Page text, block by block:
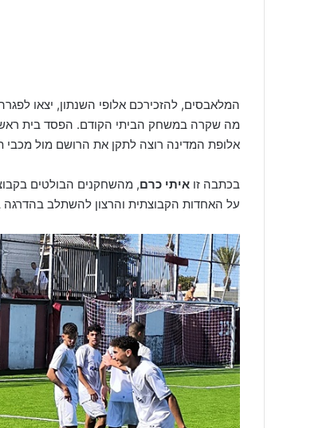
המלאבסים, להזכירכם אלופי השנתון, יצאו
אלופת המדינה רוצה לתקן את הרושם מול
בכתבה זו איתי כרם, מהשחקנים הבולטים
על האחדות הקבוצתית והרצון להשתלב בהדרגה